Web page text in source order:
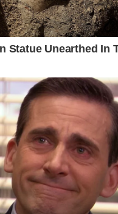
Disyorkan
Kerajaan
Muhyiddin tidak
rakyat'
Kerajaan